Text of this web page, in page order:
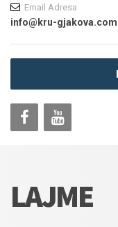
Email Adresa
info@kru-gjakova.com
LAJME